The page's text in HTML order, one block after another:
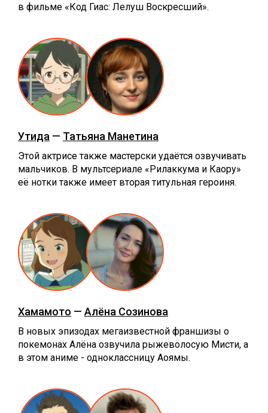
в фильме «Код Гиас: Лелуш Воскресший».
Утида — Татьяна Манетина
Этой актрисе также мастерски удаётся озвучивать
мальчиков. В мультсериале «Рилаккума и Каору»
её нотки также имеет вторая титульная героиня.
Хамамото — Алёна Созинова
В новых эпизодах мегаизвестной франшизы о
покемонах Алёна озвучила рыжеволосую Мисти, а
в этом аниме - одноклассницу Аоямы.